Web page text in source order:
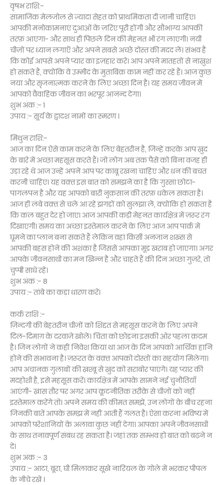
वृषभ राशि:-
सामाजिक मेलजोल से ज़्यादा सेहत को प्राथमिकता दी जानी चाहिए।
आपकी मनोकामनाएं दुआओं के ज़रिए पूरी होंगी और सौभाग्य आपकी
तरफ़ आएगा- और साथ ही पिछले दिन की मेहनत भी रंग लाएगी। नयी
चीज़ों पर ध्यान लगाएँ और अपने सबसे अच्छे दोस्त की मदद लें। संभव है
कि कोई आपसे अपने प्यार का इज़हार करे। आप अपने मातहतों से नाख़ुश
हो सकते हैं, क्योंकि वे उम्मीद के मुताबिक़ काम नहीं कर रहे हैं। आज कुछ
नया और सृजनात्मक करने के लिए अच्छा दिन है। यह समय जीवन में
आपको वैवाहिक जीवन का भरपूर आनन्द देगा।
शुभ अंक :- 1
उपाय :- सूर्य के द्वादश नामों का स्मरण ।
मिथुन राशि:-
आज का दिन ऐसे काम करने के लिए बेहतरीन है, जिन्हें करके आप ख़ुद
के बारे में अच्छा महसूस करते हैं। जो लोग अब तक पैसे को बिना वजह ही
उड़ा रहे थे आज उन्हें अपने आप पर काबू रखना चाहिए और धन की बचत
करनी चाहिए। यह वक़्त इस बात को समझने का है कि ग़ुस्सा छोटा-
पागलपन है और यह आपको बारी नुक़सान की तरफ़ धकेल सकता है।
आज ही लंबे वक़्त से चले आ रहे झगड़ों को सुलझा लें, क्योंकि हो सकता है
कि कल बहुत देर हो जाए। आज आपकी कड़ी मेहनत कार्यक्षेत्र में ज़रूर रंग
दिखाएगी। समय का अच्छा इस्तेमाल करने के लिए आज आप पार्क में
घूमने का प्लान बना सकते हैं लेकिन वहां किसी अनजान शख्स से
आपकी बहस होने की अशंका है जिससे आपका मूड खराब हो जाएगा। अगर
आपके जीवनसाथी का मन खिन्न है और चाहते हैं की दिन अच्छा गुज़रे, तो
चुप्पी साधे रहें।
शुभ अंक :- 8
उपाय :- तांबे का कड़ा धारण करें।
कर्क राशि :-
ज़िन्दगी की बेहतरीन चीज़ों को शिद्दत से महसूस करने के लिए अपने
दिल-दिमाग़ के दरवाज़े खोलें। चिंता को छोड़ना इसकी ओर पहला क़दम
है। जिन लोगों ने कहीं निवेश किया था आज के दिन आपको आर्थिक हानि
होने की संभावना है। ज़रूरत के वक़्त आपको दोस्तों का सहयोग मिलेगा।
आप अचानक गुलाबों की ख़श्बू से ख़ुद को सराबोर पाएंगे। यह प्यार की
मदहोशी है, इसे महसूस करें। कार्यक्षेत्र में आपके सामने नई चुनौतियाँ
आएंगी- ख़ास तौर पर अगर आप कूटनीतिक तरीक़े से चीज़ों को नहीं
इस्तेमाल करेंगे तो। अपने समय की कीमत समझें, उन लोगों के बीच रहना
जिनकी बातें आपके समझ में नहीं आती हैं गलत है। ऐसा करना भविष्य में
आपको परेशानियों के अलावा कुछ नहीं देगा। आपका अपने जीवनसाथी
के साथ तनावपूर्ण संबंध रह सकता है। जहां तक सम्भव हो बात को बढ़ने न
दें।
शुभ अंक :- 3
उपाय :- आटा, बूरा, घी मिलाकर सूखे नारियल के गोले में भरकर पीपल
के नीचे रखें ।